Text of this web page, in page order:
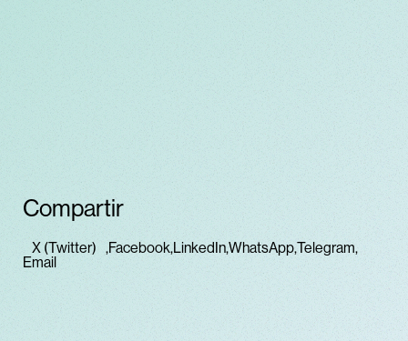
Compartir
X (Twitter) Facebook LinkedInWhatsAppTelegram
Email